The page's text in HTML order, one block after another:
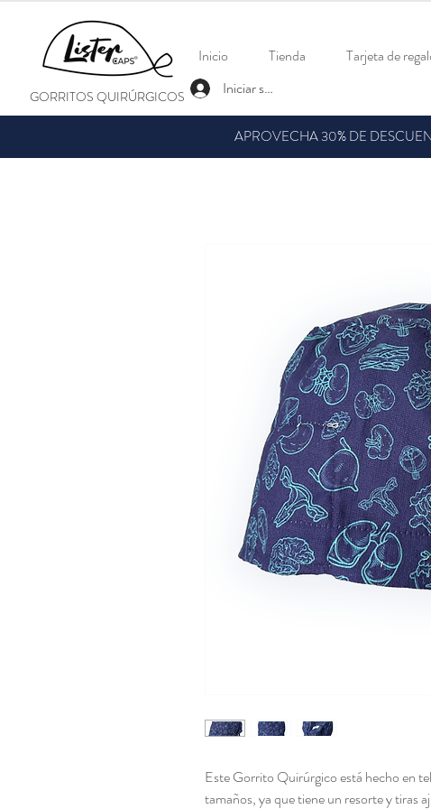
Iniciar sesión
Inicio Tienda Tarjeta de
GORRITOS QUIRÚRGICOS
Este Gorrito Quirúrgico está hecho en
tamaños, ya que tiene un resorte y tiras
APROVECHA 30% DE